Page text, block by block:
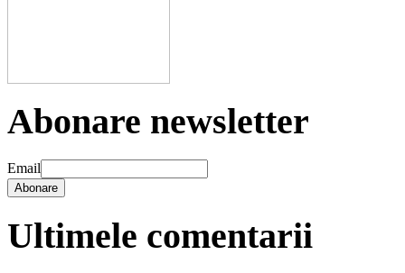
Abonare newsletter
Email
Abonare
Ultimele comentarii